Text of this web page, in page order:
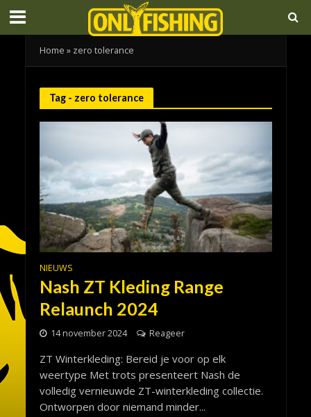
Home » zero tolerance
Tag - zero tolerance
NIEUWS
Nash ZT Kleding Range
Relaunch 2024
14 november 2024 Reageer
ZT Winterkleding: Bereid je voor op elk
weertype Met trots presenteert Nash de
volledig vernieuwde ZT-winterkleding collectie.
Ontworpen door niemand minder...